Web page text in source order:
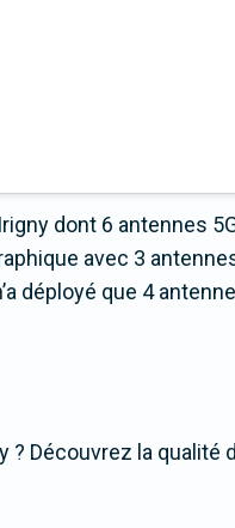
dont 6 antennes
avec 3
déployé que 4
Découvrez la qualité